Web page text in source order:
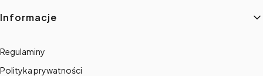
Informacje
Regulaminy
Polityka prywatności